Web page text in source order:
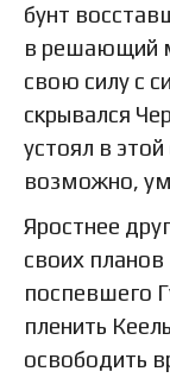
бунт
в решающий
свою силу с
скрывался
устоял в
возможно,
Яростнее
своих
поспевшего
пленить
освободить